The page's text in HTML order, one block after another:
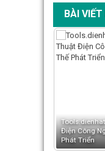
BÀI
Điện Công
Phát Triển